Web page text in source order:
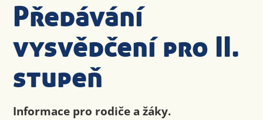
Předávání
vysvědčení pro II.
stupeň
Informace pro rodiče a žáky.